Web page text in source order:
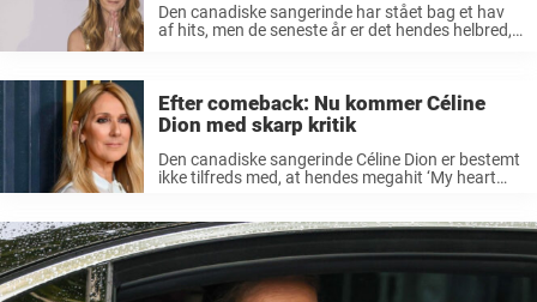
Den canadiske sangerinde har stået bag et hav
af hits, men de seneste år er det hendes helbred,
Efter comeback: Nu kommer Céline
Dion med skarp kritik
Den canadiske sangerinde Céline Dion er bestemt
ikke tilfreds med, at hendes megahit ‘My heart
sangerinden Céline Dions gode vilje, at ...